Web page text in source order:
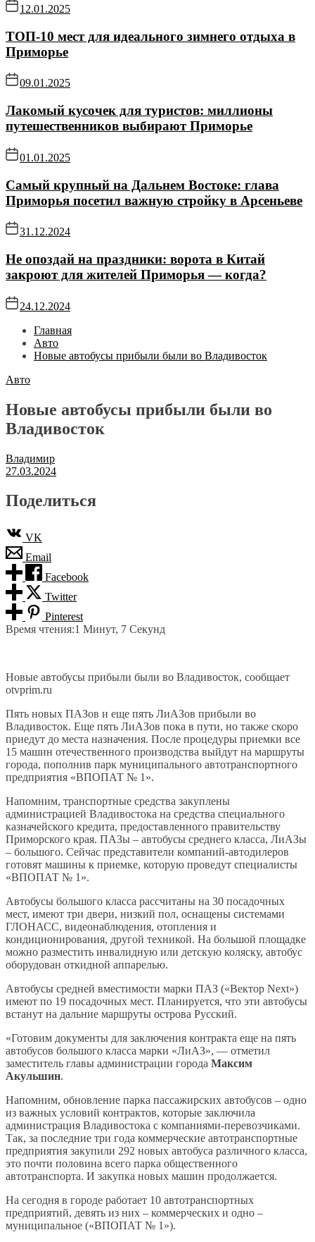
12.01.2025
ТОП-10 мест для идеального зимнего отдыха в
Приморье
09.01.2025
Лакомый кусочек для туристов: миллионы
путешественников выбирают Приморье
01.01.2025
Самый крупный на Дальнем Востоке: глава
Приморья посетил важную стройку в Арсеньеве
31.12.2024
Не опоздай на праздники: ворота в Китай
закроют для жителей Приморья — когда?
24.12.2024
Главная
Авто
Новые автобусы прибыли были во Владивосток
Авто
Новые автобусы прибыли были во
Владивосток
Владимир
27.03.2024
Поделиться
VK
Email
Facebook
Twitter
Pinterest
Время чтения:1 Минут, 7 Секунд
Новые автобусы прибыли были во Владивосток, сообщает
otvprim.ru
Пять новых ПАЗов и еще пять ЛиАЗов прибыли во
Владивосток. Еще пять ЛиАЗов пока в пути, но также скоро
приедут до места назначения. После процедуры приемки все
15 машин отечественного производства выйдут на маршруты
города, пополнив парк муниципального автотранспортного
предприятия «ВПОПАТ № 1».
Напомним, транспортные средства закуплены
администрацией Владивостока на средства специального
казначейского кредита, предоставленного правительству
Приморского края. ПАЗы – автобусы среднего класса, ЛиАЗы
– большого. Сейчас представители компаний-автодилеров
готовят машины к приемке, которую проведут специалисты
«ВПОПАТ № 1».
Автобусы большого класса рассчитаны на 30 посадочных
мест, имеют три двери, низкий пол, оснащены системами
ГЛОНАСС, видеонаблюдения, отопления и
кондиционирования, другой техникой. На большой площадке
можно разместить инвалидную или детскую коляску, автобус
оборудован откидной аппарелью.
Автобусы средней вместимости марки ПАЗ («Вектор Next»)
имеют по 19 посадочных мест. Планируется, что эти автобусы
встанут на дальние маршруты острова Русский.
«Готовим документы для заключения контракта еще на пять
автобусов большого класса марки «ЛиАЗ», — отметил
заместитель главы администрации города Максим
Акульшин.
Напомним, обновление парка пассажирских автобусов – одно
из важных условий контрактов, которые заключила
администрация Владивостока с компаниями-перевозчиками.
Так, за последние три года коммерческие автотранспортные
предприятия закупили 292 новых автобуса различного класса,
это почти половина всего парка общественного
автотранспорта. И закупка новых машин продолжается.
На сегодня в городе работает 10 автотранспортных
предприятий, девять из них – коммерческих и одно –
муниципальное («ВПОПАТ № 1»).